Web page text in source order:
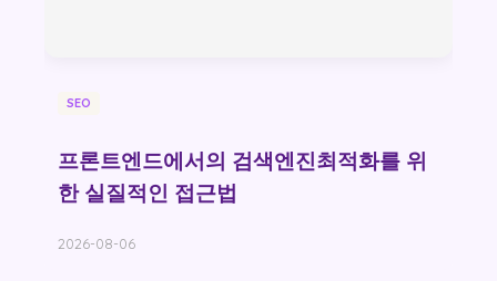
SEO
프론트엔드에서의 검색엔진최적화를 위
한 실질적인 접근법
2026-08-06